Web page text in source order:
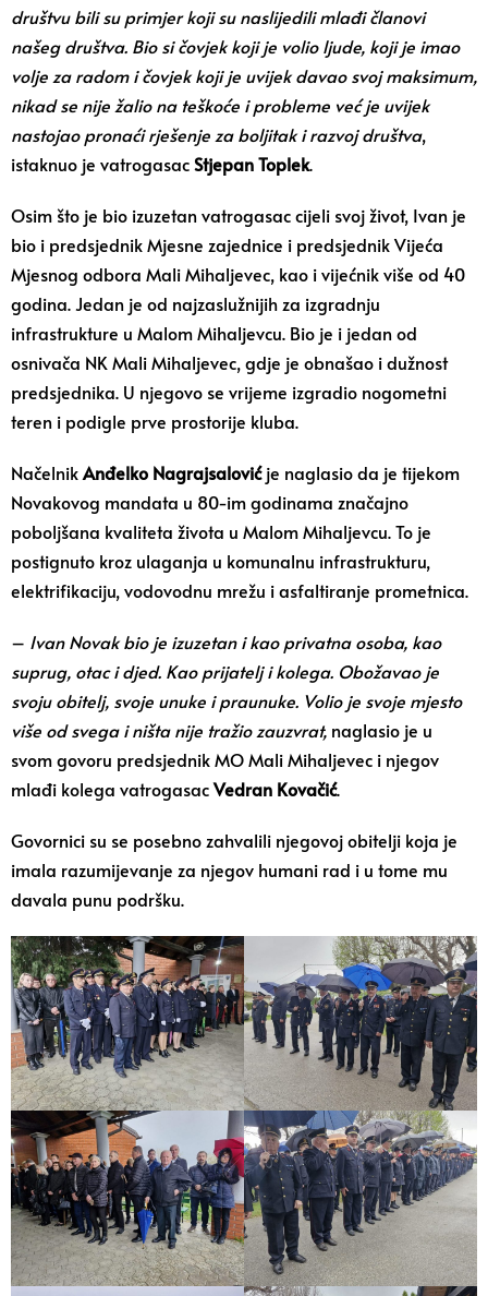
društvu bili su primjer koji su naslijedili mlađi članovi
našeg društva. Bio si čovjek koji je volio ljude, koji je imao
volje za radom i čovjek koji je uvijek davao svoj maksimum,
nikad se nije žalio na teškoće i probleme već je uvijek
nastojao pronaći rješenje za boljitak i razvoj društva,
istaknuo je vatrogasacStjepanToplek.
Osim što je bio izuzetan vatrogasac cijeli svoj život, Ivan je
bio i predsjednik Mjesne zajednice i predsjednik Vijeća
Mjesnog odbora Mali Mihaljevec, kao i vijećnik više od 40
godina. Jedan je od najzaslužnijih za izgradnju
infrastrukture u Malom Mihaljevcu. Bio je i jedan od
osnivača NK Mali Mihaljevec, gdje je obnašao i dužnost
predsjednika. U njegovo se vrijeme izgradio nogometni
teren i podigle prve prostorije kluba.
NačelnikAnđelko Nagrajsalovićje naglasio da je tijekom
Novakovog mandata u 80-im godinama značajno
poboljšana kvaliteta života u Malom Mihaljevcu. To je
postignuto kroz ulaganja u komunalnu infrastrukturu,
elektrifikaciju, vodovodnu mrežu i asfaltiranje prometnica.
– Ivan Novak bio je izuzetan i kao privatna osoba, kao
suprug, otac i djed. Kao prijatelj i kolega. Obožavao je
svoju obitelj, svoje unuke i praunuke. Volio je svoje mjesto
više od svega i ništa nije tražio zauzvrat, naglasio je u
svom govoru predsjednik MO Mali Mihaljevec i njegov
mlađi kolega vatrogasacVedran Kovačić.
Govornici su se posebno zahvalili njegovoj obitelji koja je
imala razumijevanje za njegov humani rad i u tome mu
davala punu podršku.